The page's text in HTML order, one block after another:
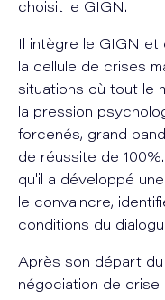
choisit le GIGN.
Il intègre le GIGN
la cellule de crises
situations où tout le
la pression
forcenés, grand
de réussite de
qu'il a développé
le convaincre,
conditions du
Après son départ
négociation de crise